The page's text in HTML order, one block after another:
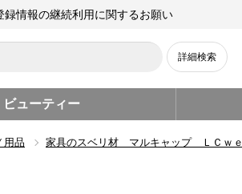
録情報の継続利用に関するお願い
詳細検索
ビューティー
用品 家具のスベリ材 マルキャップ ＬＣｗｅ